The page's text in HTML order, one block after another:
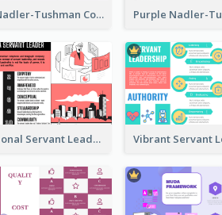
Green Nadler-Tushman Congruence Model Strategic Analysis
Professional Servant Leader Strategic Analysis Design